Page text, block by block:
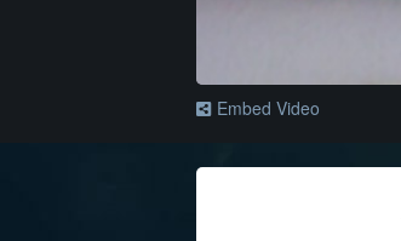
Embed Video